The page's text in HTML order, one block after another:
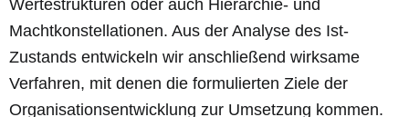
Wertestrukturen oder auch Hierarchie- und
Machtkonstellationen. Aus der Analyse des Ist-
Zustands entwickeln wir anschließend wirksame
Verfahren, mit denen die formulierten Ziele der
Organisationsentwicklung zur Umsetzung kommen.